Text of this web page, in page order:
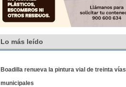
Lo más leído
Boadilla renueva la pintura vial de treinta vías
municipales